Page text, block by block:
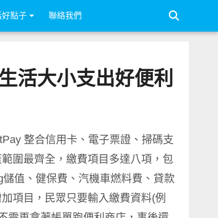
好點子 聯絡我們
活大小支出好便利
整合信用卡、電子票證、掃碼支
圍最齊全，繳費項目多達八項，包
值、健保費、汽機車燃料費、貸款
項目，民眾只要輸入繳費資料(例